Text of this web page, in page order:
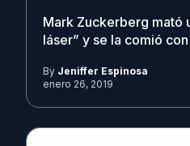
Mark Zuckerberg mató
láser” y se la comió
By Jeniffer Espinosa
enero 26, 2019